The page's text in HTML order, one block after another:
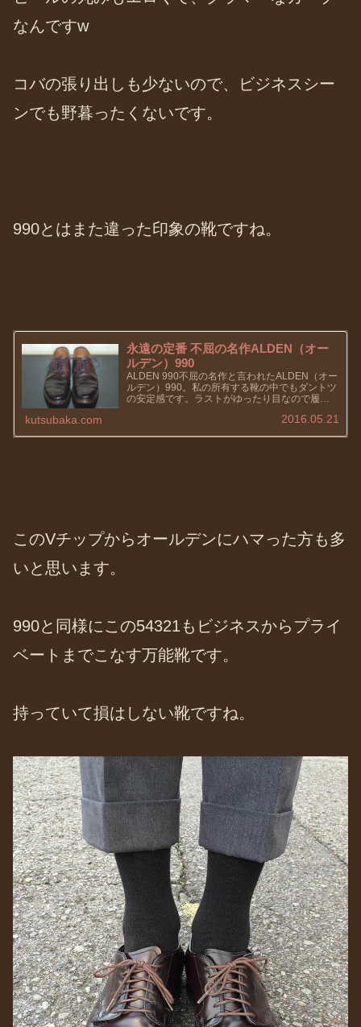
なんですw
コバの張り出しも少ないので、ビジネスシー
ンでも野暮ったくないです。
990とはまた違った印象の靴ですね。
永遠の定番 不屈の名作ALDEN（オー
ルデン）990
ALDEN 990不屈の名作と言われたALDEN（オー
ルデン）990。私の所有する靴の中でもダントツ
の安定感です。ラストがゆったり目なので履い
と思いますが、これが中々の履き心地で、ダブ
kutsubaka.com 2016.05.21
このVチップからオールデンにハマった方も多
いと思います。
990と同様にこの54321もビジネスからプライ
ベートまでこなす万能靴です。
持っていて損はしない靴ですね。